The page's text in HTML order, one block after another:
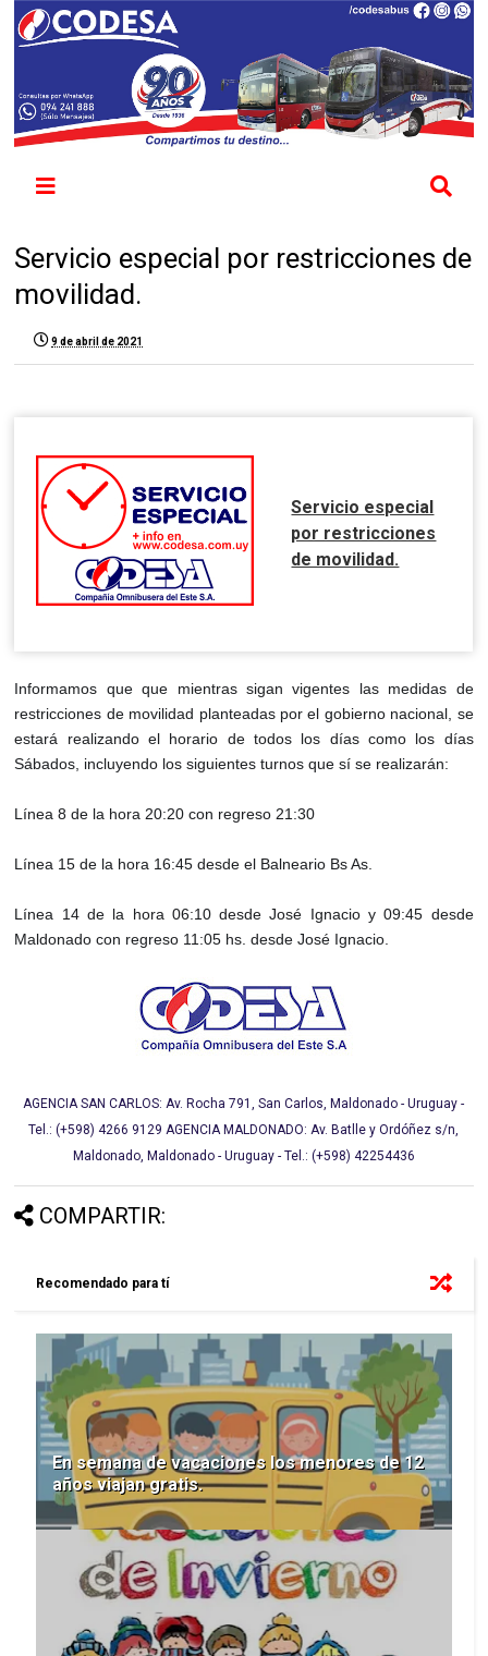
Servicio especial por restricciones de
movilidad.
9 de abril de 2021
Servicio especial
por restricciones
de movilidad.
Informamos que que mientras sigan vigentes las medidas de
restricciones de movilidad planteadas por el gobierno nacional, se
estará realizando el horario de todos los días como los días
Sábados, incluyendo los siguientes turnos que sí se realizarán:
Línea 8 de la hora 20:20 con regreso 21:30
Línea 15 de la hora 16:45 desde el Balneario Bs As.
Línea 14 de la hora 06:10 desde José Ignacio y 09:45 desde
Maldonado con regreso 11:05 hs. desde José Ignacio.
AGENCIA SAN CARLOS: Av. Rocha 791, San Carlos, Maldonado - Uruguay -
Tel.: (+598) 4266 9129 AGENCIA MALDONADO: Av. Batlle y Ordóñez s/n,
Maldonado, Maldonado - Uruguay - Tel.: (+598) 42254436
COMPARTIR:
Recomendado para tí
En semana de vacaciones los menores de 12
años viajan gratis.